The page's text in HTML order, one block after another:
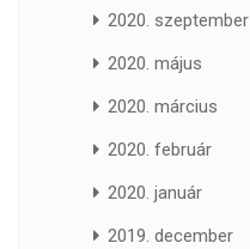
2020. szeptember
2020. május
2020. március
2020. február
2020. január
2019. december